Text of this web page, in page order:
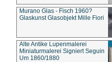
Murano Glas - Fisch 1960?
Glaskunst Glasobjekt Mille Fiori
Alte Antike Lupenmalerei
Miniaturmalerei Signiert Seguin
Um 1860/1880